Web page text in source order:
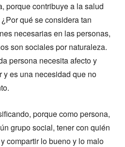
porque contribuye a la salud
qué se considera tan
necesarias en las personas,
son sociales por naturaleza.
persona necesita afecto y
es una necesidad que no
porque como persona,
grupo social, tener con quién
compartir lo bueno y lo malo